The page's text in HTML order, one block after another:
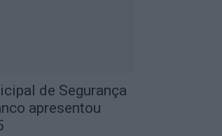
de Segurança
apresentou